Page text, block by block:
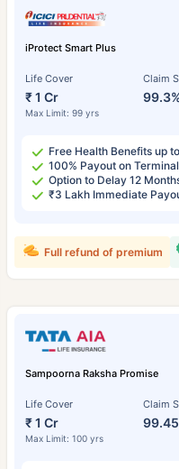
iProtect Smart Plus
Life Cover
₹ 1 Cr
Max Limit: 99 yrs
Claim
Free Health Benefits up
100% Payout on
Option to Delay 12
₹3 Lakh Immediate
Full refund of premium
Sampoorna Raksha Promise
Life Cover
₹ 1 Cr
Max Limit: 100 yrs
Claim